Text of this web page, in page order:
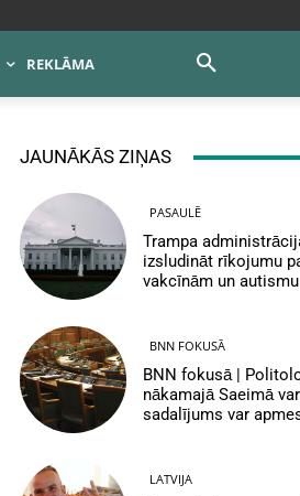
REKLĀMA
JAUNĀKĀS ZIŅAS
PASAULĒ
Trampa
izsludināt rīkojumu
vakcīnām un autismu
BNN FOKUSĀ
BNN fokusā |
nākamajā Saeimā
sadalījums var
LATVIJA